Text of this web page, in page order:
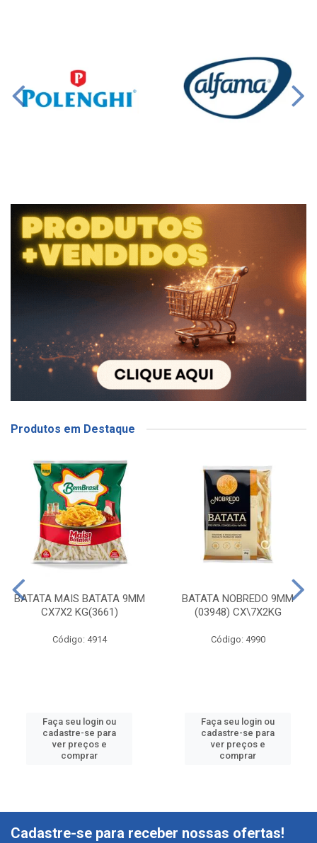
Produtos em Destaque
BATATA MAIS BATATA 9MM
CX7X2 KG(3661)
Código: 4914
Faça seu login ou
cadastre-se para
ver preços e
comprar
BATATA NOBREDO 9MM
(03948) CX\7X2KG
Código: 4990
Faça seu login ou
cadastre-se para
ver preços e
comprar
Cadastre-se para receber nossas ofertas!